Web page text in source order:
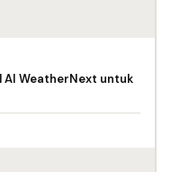
AI WeatherNext untuk